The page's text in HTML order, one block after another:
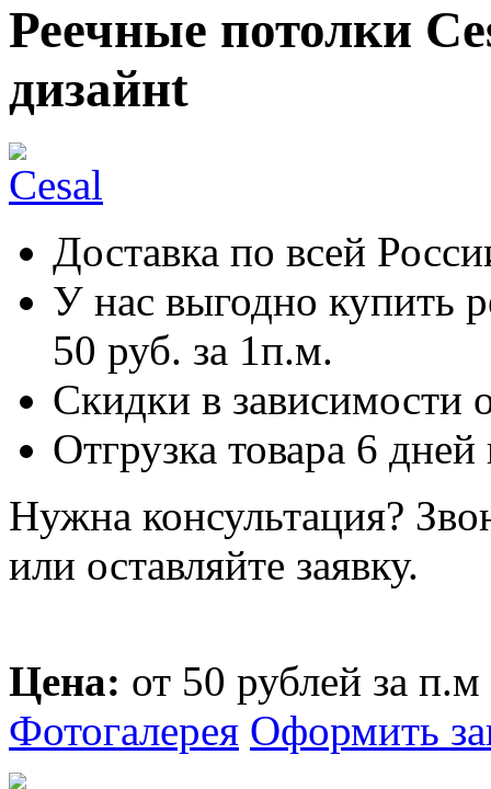
Реечные потолки
дизайнt
Доставка по всей
У нас выгодно купить
50 руб. за 1п.м.
Скидки в зависимости
Отгрузка товара 6
Нужна консультация?
или оставляйте заявку.
Цена: от 50 рублей за п.м
Фотогалерея Оформить